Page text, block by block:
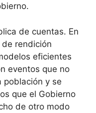
de cuentas. En
rendición
eficientes
eventos que no
población y se
que el Gobierno
de otro modo